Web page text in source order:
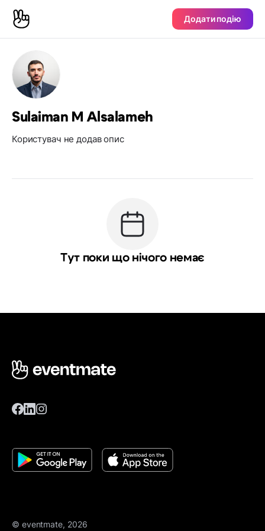
Додати подію
Sulaiman M Alsalameh
Користувач не додав опис
Тут поки що нічого немає
© eventmate, 2026